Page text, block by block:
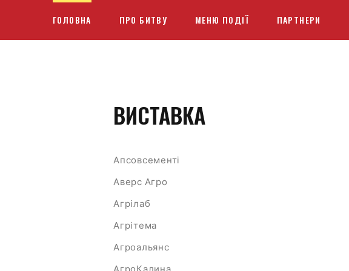
ГОЛОВНА ПРО БИТВУ МЕНЮ ПОДІЇ ПАРТНЕРИ
ВИСТАВКА
Апсовсементі
Аверс Агро
Агрілаб
Агрітема
Агроальянс
АгроКалина